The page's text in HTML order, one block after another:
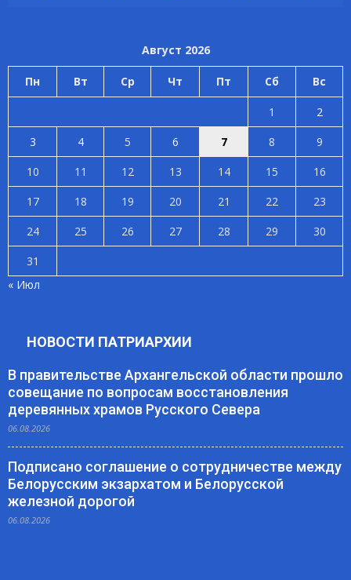
Август 2026
Пн Вт Ср Чт Пт Сб Вс
1
2
3
4 5 6 7 8
9
10
11 12 13 14 15
16
17
18 19 20 21 22
23
24
25 26 27 28 29
30
31
« Июл
НОВОСТИ ПАТРИАРХИИ
В правительстве Архангельской области прошло
совещание по вопросам восстановления
деревянных храмов Русского Севера
06.08.2026
Подписано соглашение о сотрудничестве между
Белорусским экзархатом и Белорусской
железной дорогой
06.08.2026